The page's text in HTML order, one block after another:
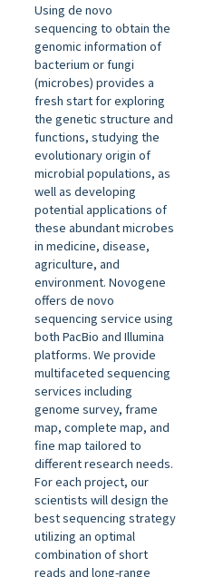
Using de novo
sequencing to obtain the
genomic information of
bacterium or fungi
(microbes) provides a
fresh start for exploring
the genetic structure and
functions, studying the
evolutionary origin of
microbial populations, as
well as developing
potential applications of
these abundant microbes
in medicine, disease,
agriculture, and
environment. Novogene
offers de novo
sequencing service using
both PacBio and Illumina
platforms. We provide
multifaceted sequencing
services including
genome survey, frame
map, complete map, and
fine map tailored to
different research needs.
For each project, our
scientists will design the
best sequencing strategy
utilizing an optimal
combination of short
reads and long-range